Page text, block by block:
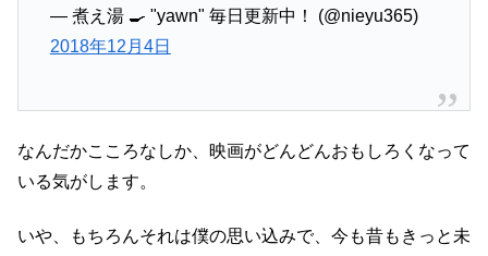
— 煮え湯 🍳 "yawn" 毎日更新中！ (@nieyu365)
2018年12月4日
なんだかこころなしか、映画がどんどんおもしろくなって
いる気がします。
いや、もちろんそれは僕の思い込みで、今も昔もきっと未